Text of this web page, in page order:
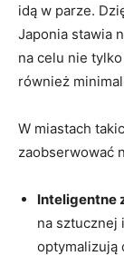
idą w parze.
Japonia stawia
na celu nie
również
W miastach
zaobserwować
Inteligentne
na sztucznej
optymalizują